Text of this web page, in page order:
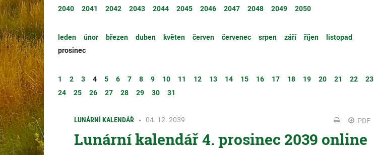
2040
2041 2042 2043 2044 2045 2046 2047 2048 2049 2050
leden únor březen duben květen červen červenec srpen září říjen
listopad
prosinec
1 2 3 4 5 6 7 8 9 10 11 12 13 14 15 16 17 18 19 20 21 22
23
24
25 26 27 28 29 30 31
LUNÁRNÍ KALENDÁŘ 04. 12. 2039 PDF
Lunární kalendář 4. prosinec 2039 online